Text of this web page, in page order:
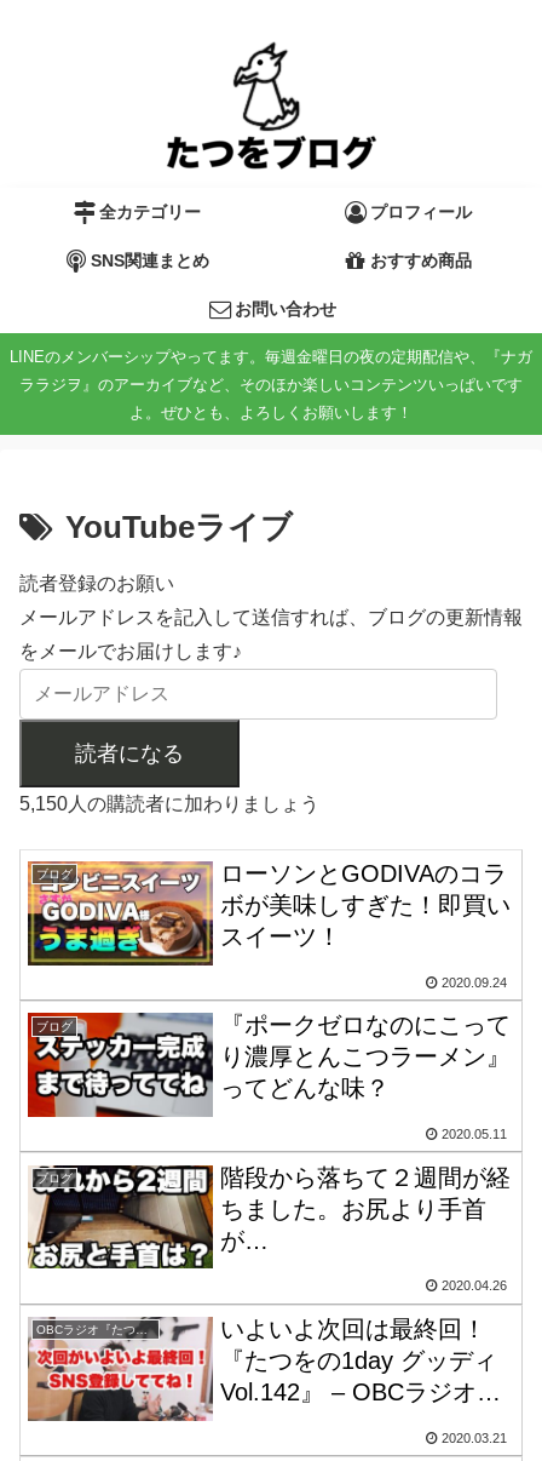
全カテゴリー プロフィール
SNS関連まとめ おすすめ商品
お問い合わせ
LINEのメンバーシップやってます。毎週金曜日の夜の定期配信や、『ナガ
ララジヲ』のアーカイブなど、そのほか楽しいコンテンツいっぱいです
よ。ぜひとも、よろしくお願いします！
YouTubeライブ
読者登録のお願い
メールアドレスを記入して送信すれば、ブログの更新情報
をメールでお届けします♪
読者になる
5,150人の購読者に加わりましょう
ブログ
ローソンとGODIVAのコラ
ボが美味しすぎた！即買い
スイーツ！
2020.09.24
ブログ
『ポークゼロなのにこって
り濃厚とんこつラーメン』
ってどんな味？
2020.05.11
ブログ
階段から落ちて２週間が経
ちました。お尻より手首
が…
2020.04.26
OBCラジオ『たつをの1day グッディ』
いよいよ次回は最終回！
『たつをの1day グッディ
Vol.142』 – OBCラジオ大
2020.03.21